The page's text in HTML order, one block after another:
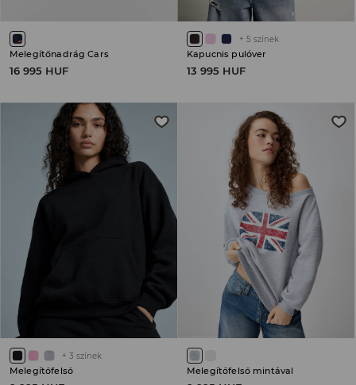
Melegítőnadrág Cars
16 995 HUF
+ 5 színek
Kapucnis pulóver
13 995 HUF
+ 3 színek
Melegítőfelső Melegítőfelső mintával